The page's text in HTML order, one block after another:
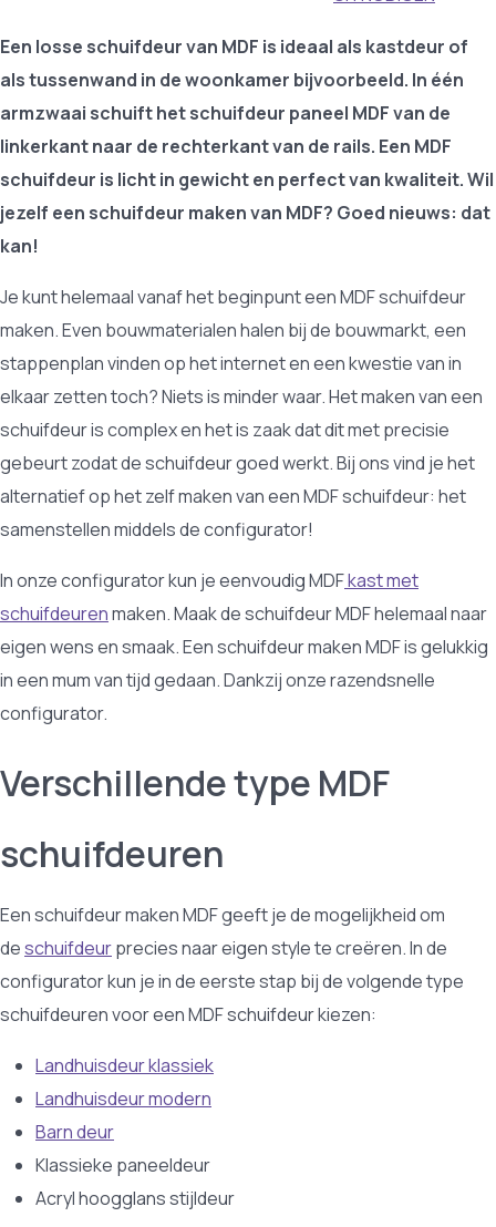
Een losse schuifdeur van MDF is ideaal als kastdeur of
als tussenwand in de woonkamer bijvoorbeeld. In één
armzwaai schuift het schuifdeur paneel MDF van de
linkerkant naar de rechterkant van de rails. Een MDF
schuifdeur is licht in gewicht en perfect van kwaliteit. Wil
jezelf een schuifdeur maken van MDF? Goed nieuws: dat
kan!
Je kunt helemaal vanaf het beginpunt een MDF schuifdeur
maken. Even bouwmaterialen halen bij de bouwmarkt, een
stappenplan vinden op het internet en een kwestie van in
elkaar zetten toch? Niets is minder waar. Het maken van een
schuifdeur is complex en het is zaak dat dit met precisie
gebeurt zodat de schuifdeur goed werkt. Bij ons vind je het
alternatief op het zelf maken van een MDF schuifdeur: het
samenstellen middels de configurator!
In onze configurator kun je eenvoudig MDFkast met
schuifdeurenmaken. Maak de schuifdeur MDF helemaal naar
eigen wens en smaak. Een schuifdeur maken MDF is gelukkig
in een mum van tijd gedaan. Dankzij onze razendsnelle
configurator.
Verschillende type MDF
schuifdeuren
Een schuifdeur maken MDF geeft je de mogelijkheid om
deschuifdeurprecies naar eigen style te creëren. In de
configurator kun je in de eerste stap bij de volgende type
schuifdeuren voor een MDF schuifdeur kiezen:
Landhuisdeur klassiek
Landhuisdeur modern
Barn deur
Klassieke paneeldeur
Acryl hoogglans stijldeur